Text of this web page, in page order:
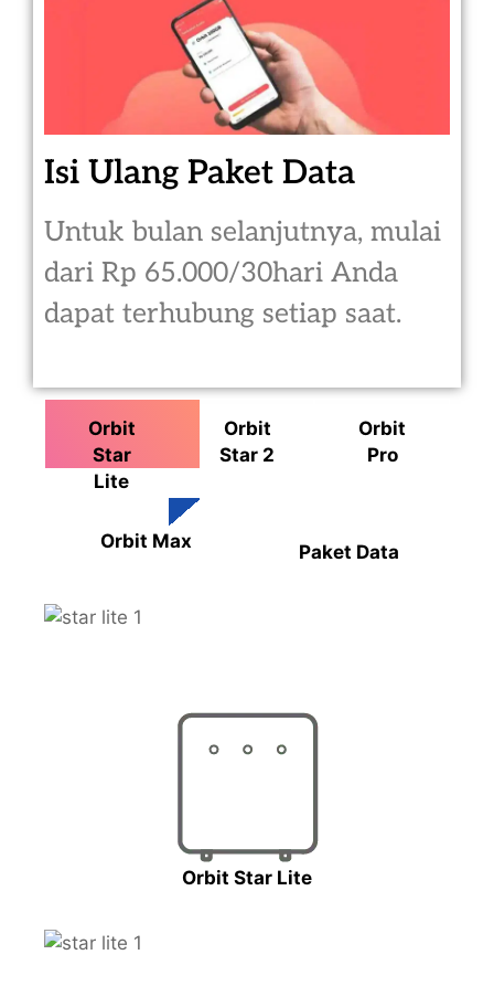
Isi Ulang Paket Data
Untuk bulan selanjutnya, mulai
dari Rp 65.000/30hari Anda
dapat terhubung setiap saat.
Orbit
Star
Lite
Orbit
Star 2
Orbit
Pro
Orbit Max Paket Data
Orbit Star Lite